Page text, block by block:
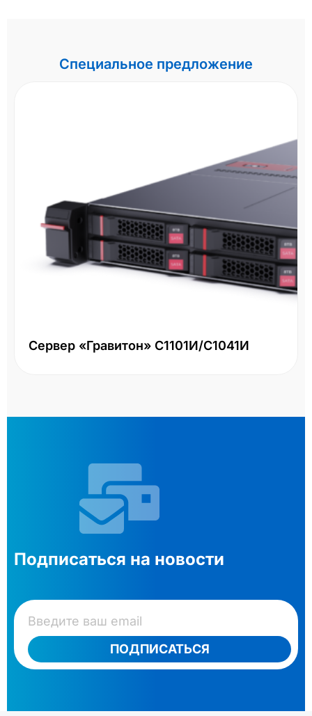
Специальное предложение
Сервер «Гравитон» С1101И/С1041И
Подписаться на новости
ПОДПИСАТЬСЯ